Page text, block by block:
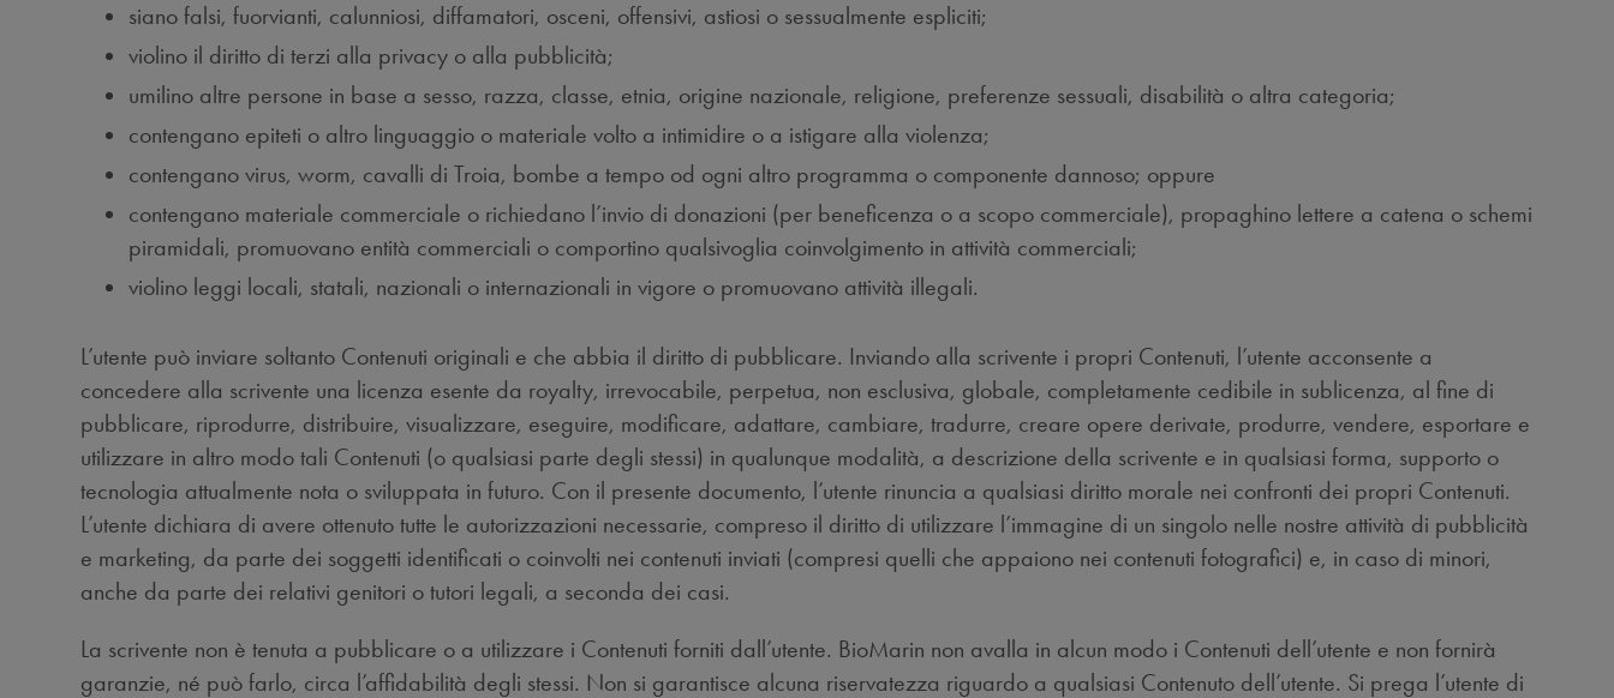
siano falsi, fuorvianti, calunniosi, diffamatori, osceni, offensivi, astiosi o sessualmente espliciti;
violino il diritto di terzi alla privacy o alla pubblicità;
umilino altre persone in base a sesso, razza, classe, etnia, origine nazionale, religione, preferenze sessuali, disabilità o altra categoria;
contengano epiteti o altro linguaggio o materiale volto a intimidire o a istigare alla violenza;
contengano virus, worm, cavalli di Troia, bombe a tempo od ogni altro programma o componente dannoso; oppure
contengano materiale commerciale o richiedano l’invio di donazioni (per beneficenza o a scopo commerciale), propaghino lettere a catena o schemi
piramidali, promuovano entità commerciali o comportino qualsivoglia coinvolgimento in attività commerciali;
violino leggi locali, statali, nazionali o internazionali in vigore o promuovano attività illegali.
L’utente può inviare soltanto Contenuti originali e che abbia il diritto di pubblicare. Inviando alla scrivente i propri Contenuti, l’utente acconsente a
concedere alla scrivente una licenza esente da royalty, irrevocabile, perpetua, non esclusiva, globale, completamente cedibile in sublicenza, al fine di
pubblicare, riprodurre, distribuire, visualizzare, eseguire, modificare, adattare, cambiare, tradurre, creare opere derivate, produrre, vendere, esportare e
utilizzare in altro modo tali Contenuti (o qualsiasi parte degli stessi) in qualunque modalità, a descrizione della scrivente e in qualsiasi forma, supporto o
tecnologia attualmente nota o sviluppata in futuro. Con il presente documento, l’utente rinuncia a qualsiasi diritto morale nei confronti dei propri Contenuti.
L’utente dichiara di avere ottenuto tutte le autorizzazioni necessarie, compreso il diritto di utilizzare l’immagine di un singolo nelle nostre attività di pubblicità
e marketing, da parte dei soggetti identificati o coinvolti nei contenuti inviati (compresi quelli che appaiono nei contenuti fotografici) e, in caso di minori,
anche da parte dei relativi genitori o tutori legali, a seconda dei casi.
La scrivente non è tenuta a pubblicare o a utilizzare i Contenuti forniti dall’utente. BioMarin non avalla in alcun modo i Contenuti dell’utente e non fornirà
garanzie, né può farlo, circa l’affidabilità degli stessi. Non si garantisce alcuna riservatezza riguardo a qualsiasi Contenuto dell’utente. Si prega l’utente di